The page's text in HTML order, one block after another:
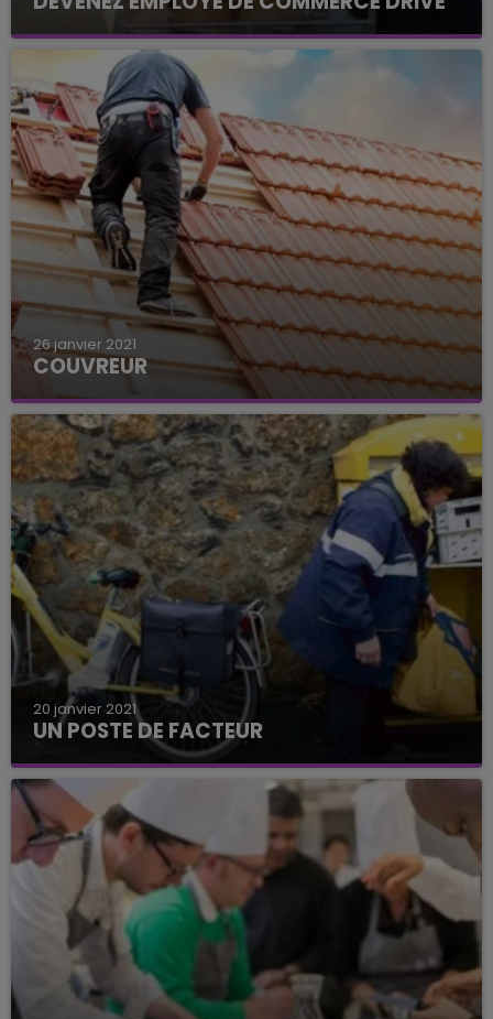
C'est le Carrefour de la Chapelle-St-Luc près de
Troyes qui recrute.
26 janvier 2021
COUVREUR
20 janvier 2021
UN POSTE DE FACTEUR
Devenez facteur dans l'Aube.